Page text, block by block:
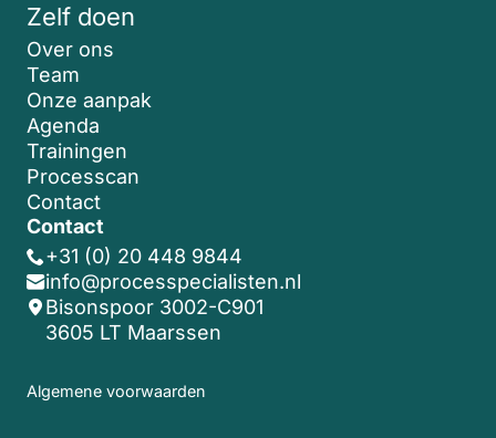
Zelf doen
Over ons
Team
Onze aanpak
Agenda
Trainingen
Processcan
Contact
Contact
+31 (0) 20 448 9844
info@processpecialisten.nl
Bisonspoor 3002-C901
3605 LT Maarssen
Algemene voorwaarden